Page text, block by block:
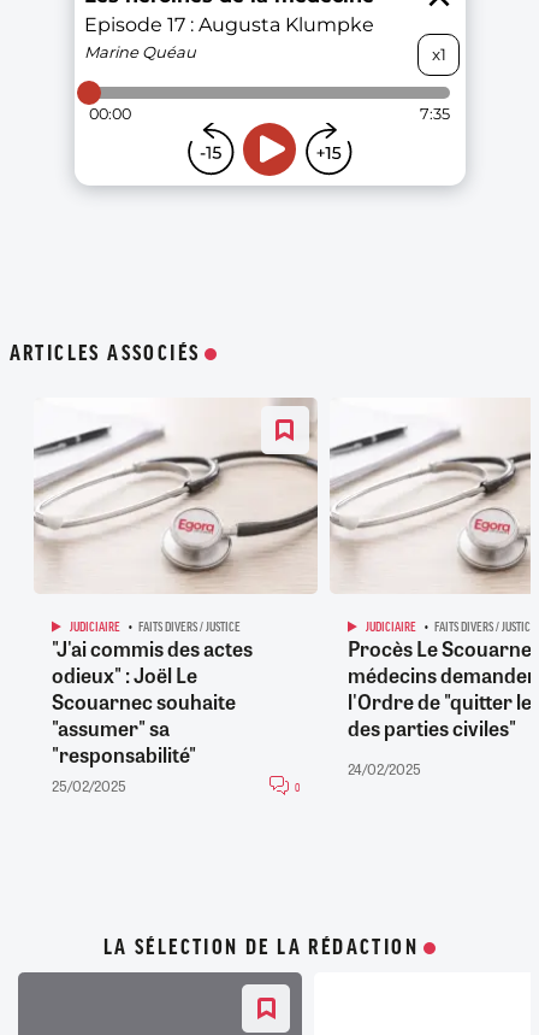
ARTICLES ASSOCIÉS
JUDICIAIRE FAITS DIVERS / JUSTICE
"J'ai commis des actes
odieux" : Joël Le
Scouarnec souhaite
"assumer" sa
"responsabilité"
25/02/2025 0
JUDICIAIRE FAITS DIVERS / JUSTICE
Procès Le
médecins
l'Ordre de "quitter le
des parties civiles"
24/02/2025
LA SÉLECTION DE LA RÉDACTION